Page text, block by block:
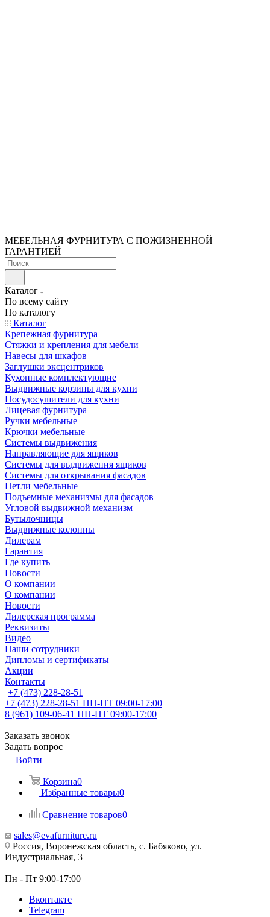
МЕБЕЛЬНАЯ ФУРНИТУРА С ПОЖИЗНЕННОЙ
ГАРАНТИЕЙ
Каталог
По всему сайту
По каталогу
Каталог
Крепежная фурнитура
Стяжки и крепления для мебели
Навесы для шкафов
Заглушки эксцентриков
Кухонные комплектующие
Выдвижные корзины для кухни
Посудосушители для кухни
Лицевая фурнитура
Ручки мебельные
Крючки мебельные
Системы выдвижения
Направляющие для ящиков
Системы для выдвижения ящиков
Системы для открывания фасадов
Петли мебельные
Подъемные механизмы для фасадов
Угловой выдвижной механизм
Бутылочницы
Выдвижные колонны
Дилерам
Гарантия
Где купить
Новости
О компании
О компании
Новости
Дилерская программа
Реквизиты
Видео
Наши сотрудники
Дипломы и сертификаты
Акции
Контакты
+7 (473) 228-28-51
+7 (473) 228-28-51 ПН-ПТ 09:00-17:00
8 (961) 109-06-41 ПН-ПТ 09:00-17:00
Заказать звонок
Задать вопрос
Войти
Корзина0
Избранные товары0
Сравнение товаров0
sales@evafurniture.ru
Россия, Воронежская область, с. Бабяково, ул.
Индустриальная, 3
Пн - Пт 9:00-17:00
Вконтакте
Telegram